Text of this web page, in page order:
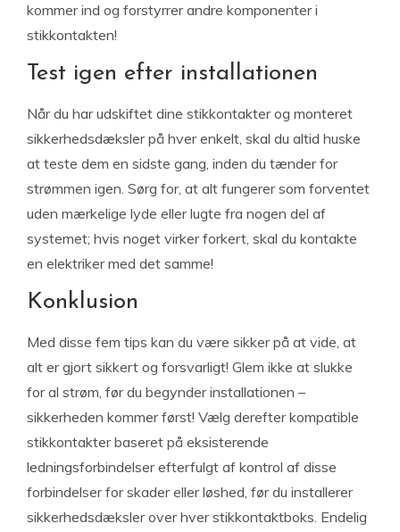
kommer ind og forstyrrer andre komponenter i
stikkontakten!
Test igen efter installationen
Når du har udskiftet dine stikkontakter og monteret
sikkerhedsdæksler på hver enkelt, skal du altid huske
at teste dem en sidste gang, inden du tænder for
strømmen igen. Sørg for, at alt fungerer som forventet
uden mærkelige lyde eller lugte fra nogen del af
systemet; hvis noget virker forkert, skal du kontakte
en elektriker med det samme!
Konklusion
Med disse fem tips kan du være sikker på at vide, at
alt er gjort sikkert og forsvarligt! Glem ikke at slukke
for al strøm, før du begynder installationen –
sikkerheden kommer først! Vælg derefter kompatible
stikkontakter baseret på eksisterende
ledningsforbindelser efterfulgt af kontrol af disse
forbindelser for skader eller løshed, før du installerer
sikkerhedsdæksler over hver stikkontaktboks. Endelig